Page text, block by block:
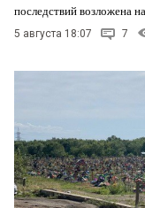
последствий возложена
5 августа 18:07 7